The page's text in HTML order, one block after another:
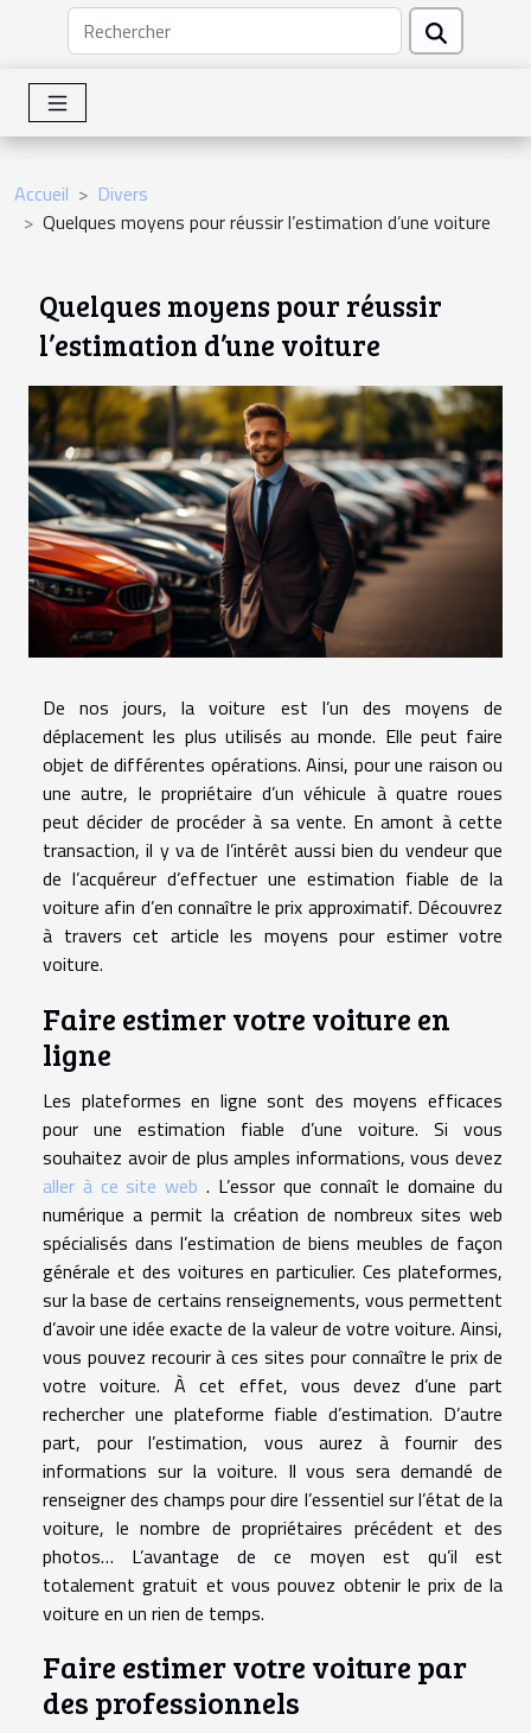
Accueil
Divers
Quelques moyens pour réussir l’estimation d’une voiture
Quelques moyens pour réussir
l’estimation d’une voiture
De nos jours, la voiture est l’un des moyens de
déplacement les plus utilisés au monde. Elle peut faire
objet de différentes opérations. Ainsi, pour une raison ou
une autre, le propriétaire d’un véhicule à quatre roues
peut décider de procéder à sa vente. En amont à cette
transaction, il y va de l’intérêt aussi bien du vendeur que
de l’acquéreur d’effectuer une estimation fiable de la
voiture afin d’en connaître le prix approximatif. Découvrez
à travers cet article les moyens pour estimer votre
voiture.
Faire estimer votre voiture en
ligne
Les plateformes en ligne sont des moyens efficaces
pour une estimation fiable d’une voiture. Si vous
souhaitez avoir de plus amples informations, vous devez
aller à ce site web . L’essor que connaît le domaine du
numérique a permit la création de nombreux sites web
spécialisés dans l’estimation de biens meubles de façon
générale et des voitures en particulier. Ces plateformes,
sur la base de certains renseignements, vous permettent
d’avoir une idée exacte de la valeur de votre voiture. Ainsi,
vous pouvez recourir à ces sites pour connaître le prix de
votre voiture. À cet effet, vous devez d’une part
rechercher une plateforme fiable d’estimation. D’autre
part, pour l’estimation, vous aurez à fournir des
informations sur la voiture. Il vous sera demandé de
renseigner des champs pour dire l’essentiel sur l’état de la
voiture, le nombre de propriétaires précédent et des
photos… L’avantage de ce moyen est qu’il est
totalement gratuit et vous pouvez obtenir le prix de la
voiture en un rien de temps.
Faire estimer votre voiture par
des professionnels